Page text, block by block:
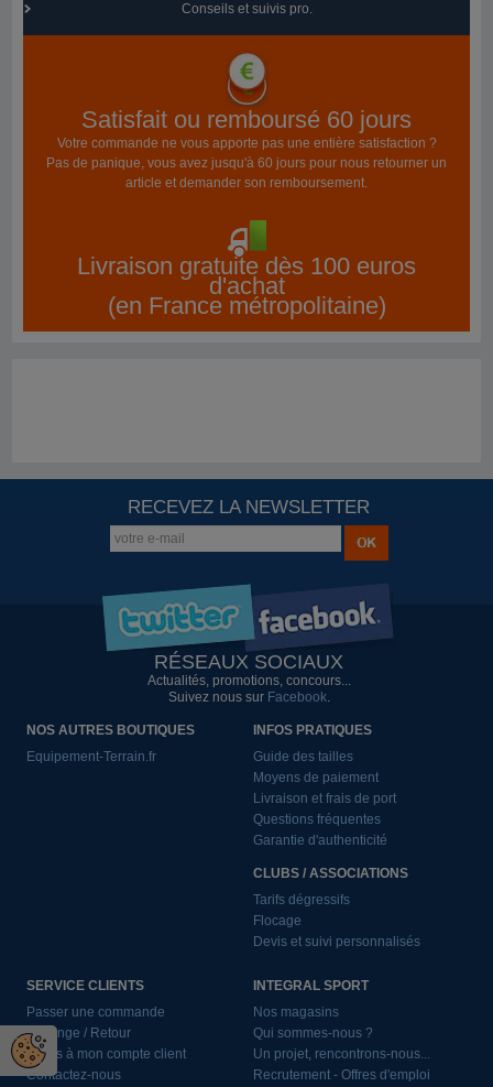
Conseils et suivis pro.
Satisfait ou remboursé 60 jours
Votre commande ne vous apporte pas une entière satisfaction ?
Pas de panique, vous avez jusqu'à 60 jours pour nous retourner un
article et demander son remboursement.
Livraison gratuite dès 100 euros
d'achat
(en France métropolitaine)
RECEVEZ LA NEWSLETTER
RÉSEAUX SOCIAUX
Actualités, promotions, concours...
Suivez nous sur Facebook.
NOS AUTRES BOUTIQUES
Equipement-Terrain.fr
INFOS PRATIQUES
Guide des tailles
Moyens de paiement
Livraison et frais de port
Questions fréquentes
Garantie d'authenticité
CLUBS / ASSOCIATIONS
Tarifs dégressifs
Flocage
Devis et suivi personnalisés
SERVICE CLIENTS
Passer une commande
Echange / Retour
Accès à mon compte client
Contactez-nous
INTEGRAL SPORT
Nos magasins
Qui sommes-nous ?
Un projet, rencontrons-nous...
Recrutement - Offres d'emploi